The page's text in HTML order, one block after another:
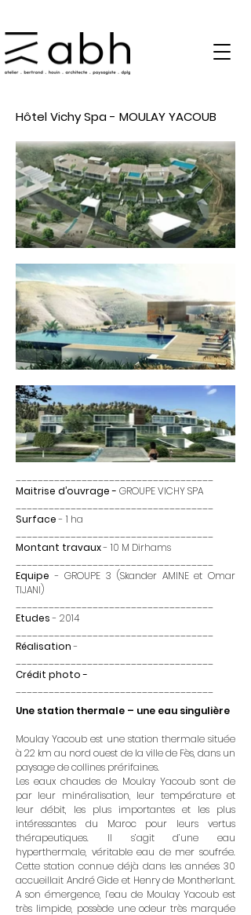
HôtelVichy Spa - MOULAY YACOUB
Maitrise d’ouvrage - GROUPE VICHY SPA
Surface- 1 ha
Montant travaux- 10 M Dirhams
Equipe -GROUPE 3 (Skander AMINE et Omar
TIJANI)
Etudes- 2014
Réalisation-
Crédit photo -
Une station thermale – une eau singulière
Moulay Yacoub est une station thermale située
à 22 km au nord ouest de la ville de Fès, dans un
paysage de collines prérifaines.
Les eaux chaudes de Moulay Yacoub sont de
par leur minéralisation, leur température et
leur débit, les plus importantes et les plus
intéressantes du Maroc pour leurs vertus
thérapeutiques. Il s’agit d’une eau
hyperthermale, véritable eau de mer soufrée.
Cette station connue déjà dans les années 30
accueillait André Gide et Henry de Montherlant.
A son émergence, l’eau de Moulay Yacoub est
très limpide, possède une odeur très marquée